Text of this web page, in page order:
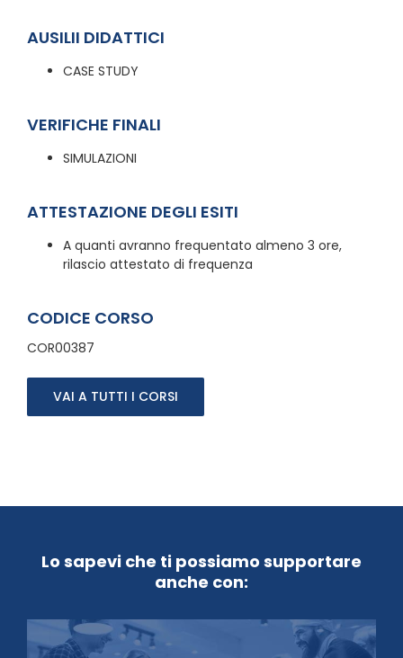
AUSILII DIDATTICI
CASE STUDY
VERIFICHE FINALI
SIMULAZIONI
ATTESTAZIONE DEGLI ESITI
A quanti avranno frequentato almeno 3 ore,
rilascio attestato di frequenza
CODICE CORSO
COR00387
VAI A TUTTI I CORSI
Lo sapevi che ti possiamo supportare
anche con: